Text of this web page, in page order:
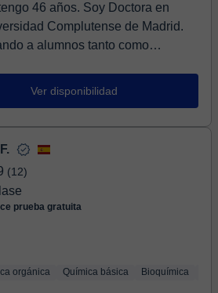
46 años. Soy Doctora en
Complutense de Madrid.
a alumnos tanto como
Ver disponibilidad
(12)
prueba gratuita
orgánica Química básica Bioquímica